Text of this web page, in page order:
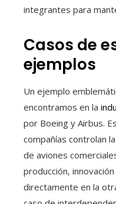
integrantes para
Casos de
ejemplos
Un ejemplo
encontramos en la
por Boeing y Airbus.
compañías controlan
de aviones
producción,
directamente en la